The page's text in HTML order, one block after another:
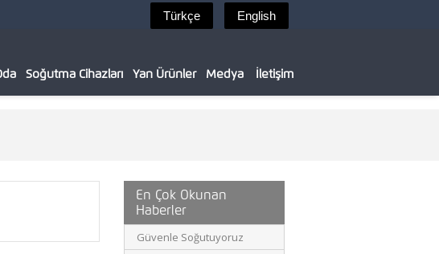
Soğutma Cihazları Yan Ürünler Medya İletişim
En Çok Okunan
Haberler
Güvenle Soğutuyoruz